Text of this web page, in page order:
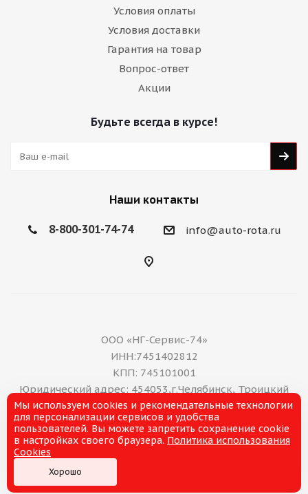
Условия оплаты
Условия доставки
Гарантия на товар
Вопрос-ответ
Акции
Будьте всегда в курсе!
Наши контакты
8-800-301-74-74 info@auto-rota.ru
ООО «НГ-Сервис-74»
ИНН:7451402812
КПП: 745101001
Юридический адрес: 454053,г.Челябинск, Троицкий
тракт, дом 11 А, нежилое помещение 16
E-mail: office@ng-servis.ru
8(351)211-21-07
Мы используем cookies и рекомендательные технологии
для персонализации сервисов и удобства
пользователей. Вы можете запретить сохранение cookie
в настройках своего браузера. Политика использования
Cookies
Хорошо